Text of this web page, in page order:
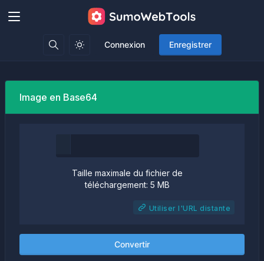
Connexion Enregistrer
Image en Base64
Taille maximale du fichier de
téléchargement: 5 MB
Utiliser l'URL distante
Convertir